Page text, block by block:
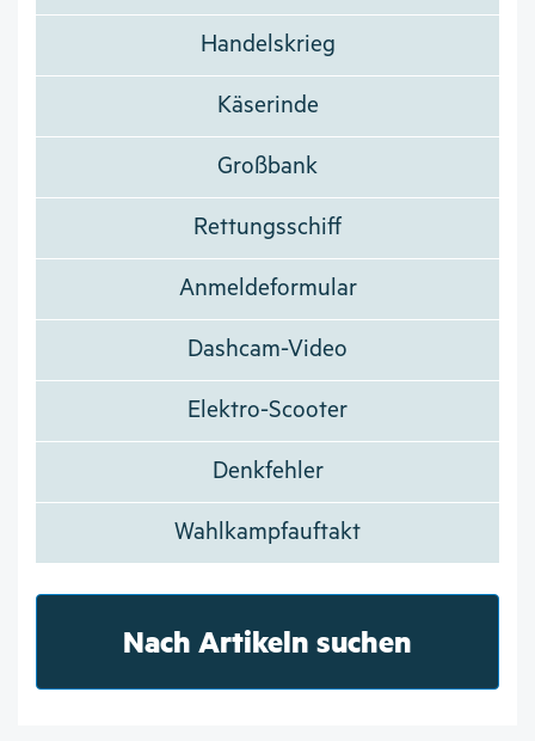
Handelskrieg
Käserinde
Großbank
Rettungsschiff
Anmeldeformular
Dashcam-Video
Elektro-Scooter
Denkfehler
Wahlkampfauftakt
Nach Artikeln suchen